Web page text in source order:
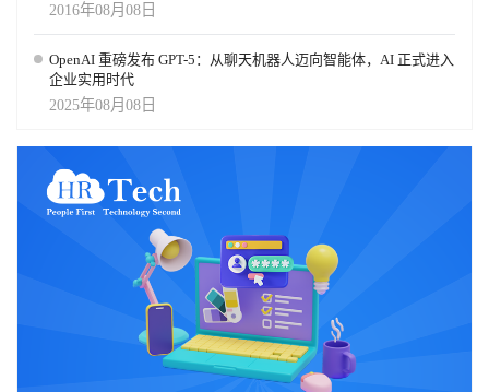
2016年08月08日
OpenAI 重磅发布 GPT-5：从聊天机器人迈向智能体，AI 正式进入
企业实用时代
2025年08月08日